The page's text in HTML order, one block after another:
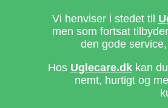
Vi henviser i stedet til
men som fortsat
den gode
Hos Uglecare.dkkan du
nemt, hurtigt og